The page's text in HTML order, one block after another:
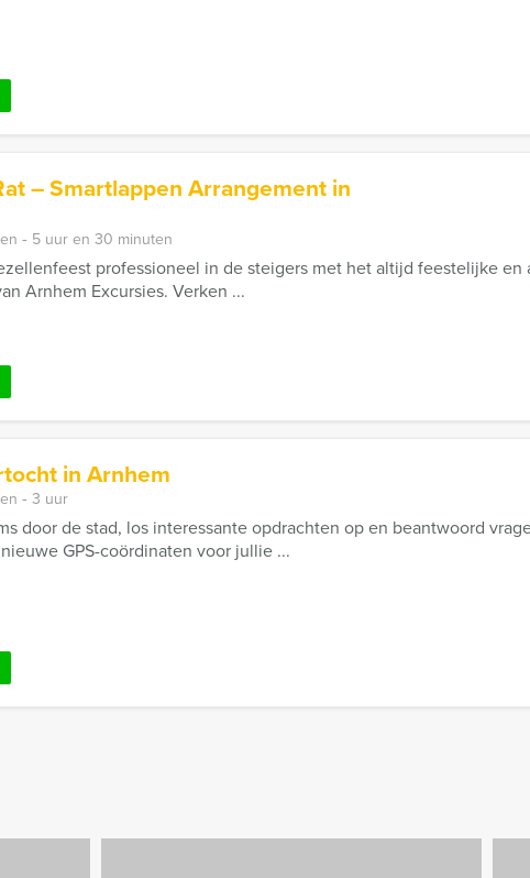
– Smartlappen Arrangement in
‐ 5 uur en 30 minuten
professioneel in de steigers met het altijd feestelijke en
Arnhem Excursies. Verken ...
in Arnhem
‐ 3 uur
door de stad, los interessante opdrachten op en beantwoord
GPS-coördinaten voor jullie ...